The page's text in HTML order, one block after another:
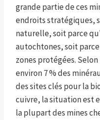
grande partie de ces
endroits stratégiques,
naturelle, soit parce
autochtones, soit
zones protégées.
environ 7 % des
des sites clés pour la
cuivre, la situation est
la plupart des mines